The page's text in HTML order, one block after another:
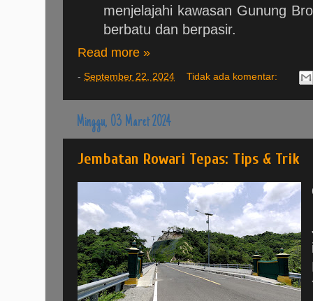
menjelajahi kawasan Gunung
berbatu dan berpasir.
Read more »
- September 22, 2024 Tidak ada komentar:
Minggu, 03 Maret 2024
Jembatan Rowari Tepas: Tips & Trik